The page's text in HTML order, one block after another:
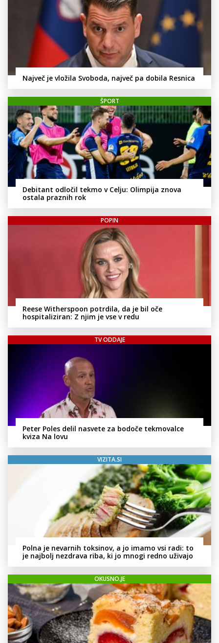
Največ je vložila Svoboda, največ pa dobila Resnica
ŠPORT
Debitant odločil tekmo v Celju: Olimpija znova
ostala praznih rok
POPIN
Reese Witherspoon potrdila, da je bil oče
hospitaliziran: Z njim je vse v redu
TV ODDAJE
Peter Poles delil nasvete za bodoče tekmovalce
kviza Na lovu
VIZITA.SI
Polna je nevarnih toksinov, a jo imamo vsi radi: to
je najbolj nezdrava riba, ki jo mnogi redno uživajo
OKUSNO.JE